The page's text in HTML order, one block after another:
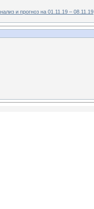
и прогноз на 01.11.19 – 08.11.19